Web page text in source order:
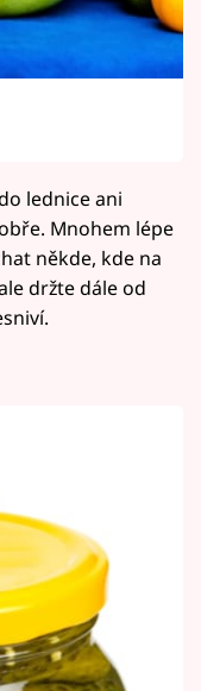
lednice ani
Mnohem lépe
někde, kde na
držte dále od